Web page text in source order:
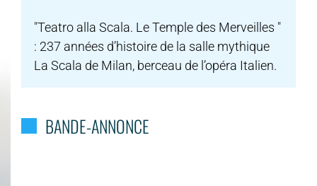
"Teatro alla Scala. Le Temple des Merveilles "
: 237 années d’histoire de la salle mythique
La Scala de Milan, berceau de l’opéra Italien.
BANDE-ANNONCE